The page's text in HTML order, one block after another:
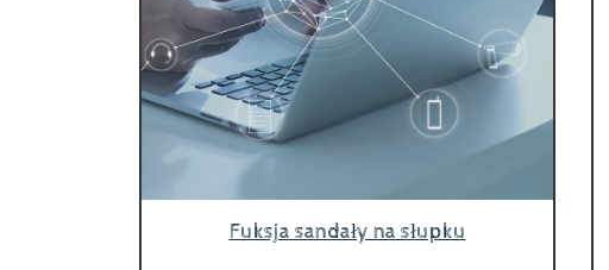
Fuksja sandały na słupku